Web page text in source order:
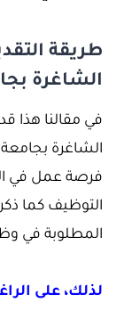
طريقة
الشاغرة
في مقالنا هذا
الشاغرة
فرصة عمل في
التوظيف كما
المطلوبة في
لذلك، على